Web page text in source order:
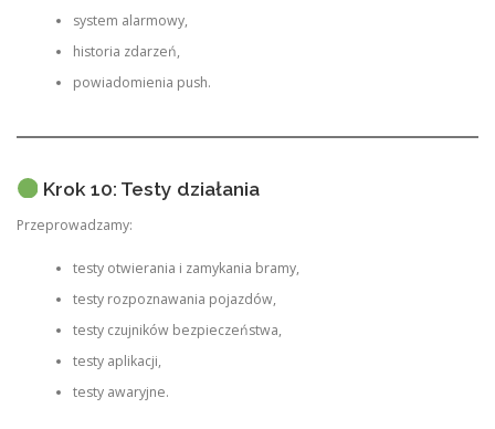
system alarmowy,
historia zdarzeń,
powiadomienia push.
Krok 10: Testy działania
Przeprowadzamy:
testy otwierania i zamykania bramy,
testy rozpoznawania pojazdów,
testy czujników bezpieczeństwa,
testy aplikacji,
testy awaryjne.